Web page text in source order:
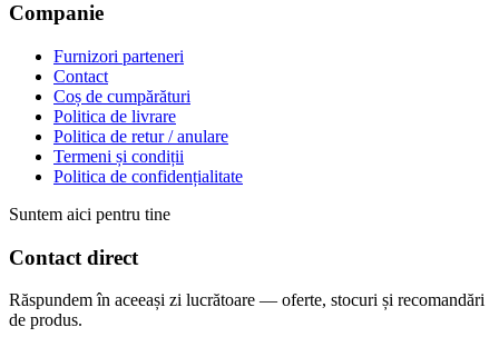
Companie
Furnizori parteneri
Contact
Coș de cumpărături
Politica de livrare
Politica de retur / anulare
Termeni și condiții
Politica de confidențialitate
Suntem aici pentru tine
Contact direct
Răspundem în aceeași zi lucrătoare — oferte, stocuri și recomandări
de produs.